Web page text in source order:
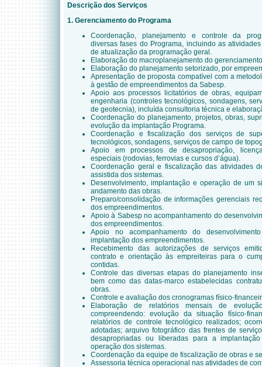
Descrição dos Serviços
1. Gerenciamento do Programa
Coordenação, planejamento e controle da
diversas fases do Programa, incluindo as
de atualização da programação geral.
Elaboração do macroplanejamento do
Elaboração do planejamento setorizado, por
Apresentação de proposta compatível com a
à gestão de empreendimentos da Sabesp.
Apoio aos processos licitatórios de obras,
engenharia (controles tecnológicos, sondagens,
de geotecnia), incluída consultoria técnica e
Coordenação do planejamento, projetos, obras,
evolução da implantação Programa.
Coordenação e fiscalização dos serviços de
tecnológicos, sondagens, serviços de campo de
Apoio em processos de desapropriação,
especiais (rodovias, ferrovias e cursos d’água).
Coordenação geral e fiscalização das atividades
assistida dos sistemas.
Desenvolvimento, implantação e operação de um
andamento das obras.
Preparo/consolidação de informações gerenciais
dos empreendimentos.
Apoio à Sabesp no acompanhamento do
dos empreendimentos.
Apoio no acompanhamento do
implantação dos empreendimentos.
Recebimento das autorizações de serviços
contrato e orientação às empreiteiras para o
contidas.
Controle das diversas etapas do planejamento
bem como das datas-marco estabelecidas
obras.
Controle e avaliação dos cronogramas físico-
Elaboração de relatórios mensais de
compreendendo: evolução da situação físico-
relatórios de controle tecnológico realizados;
adotadas; arquivo fotográfico das frentes de
desapropriadas ou liberadas para a
operação dos sistemas.
Coordenação da equipe de fiscalização de obras e
Assessoria técnica operacional nas atividades de